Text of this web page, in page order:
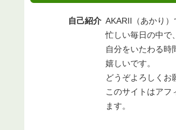
自己紹介 AKARII（あかり）
忙しい毎日の中で
自分をいたわる時
嬉しいです。
どうぞよろしくお
このサイトはアフ
ます。